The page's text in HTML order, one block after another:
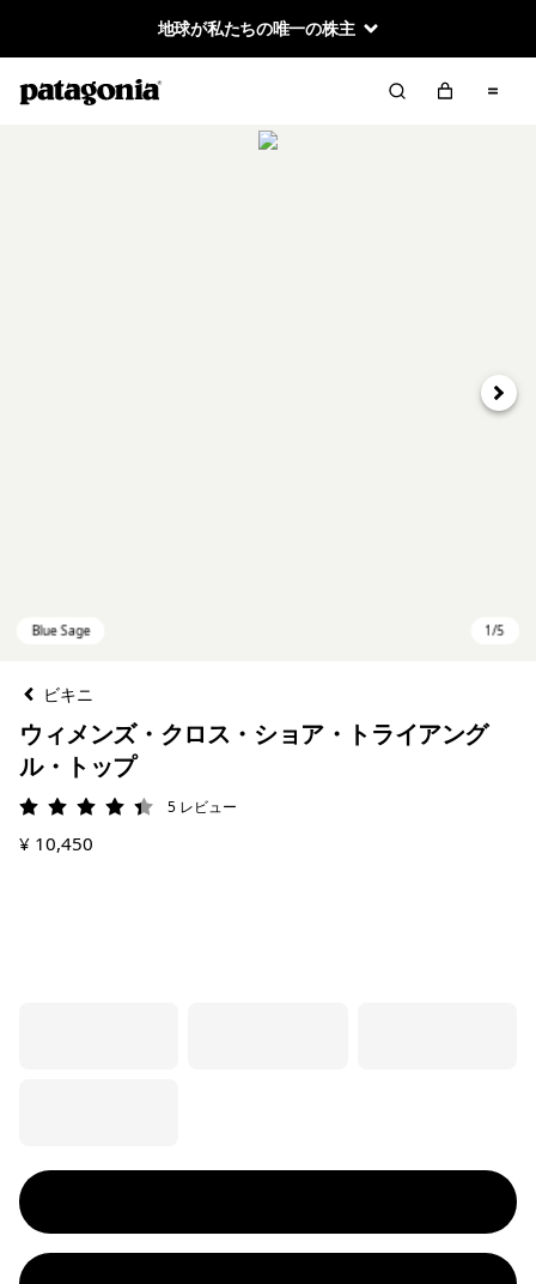
地球が私たちの唯一の株主
次へ
ビキニ
ウィメンズ・クロス・ショア・トライアング
ル・トップ
評価: 4.4 / 5
5 レビュー
¥ 10,450